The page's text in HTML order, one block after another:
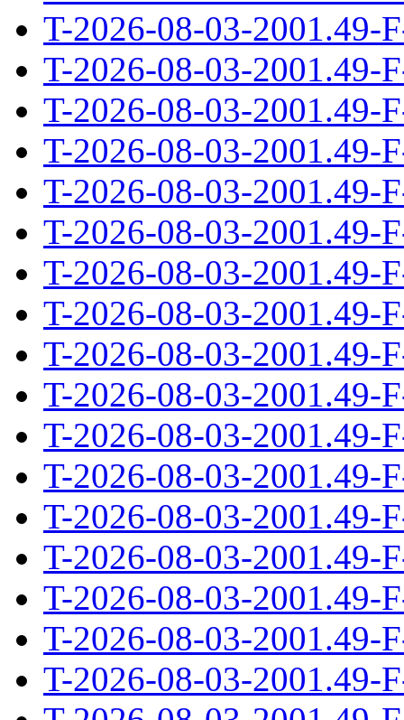
T-2026-08-03-2001.49-
T-2026-08-03-2001.49-
T-2026-08-03-2001.49-
T-2026-08-03-2001.49-
T-2026-08-03-2001.49-
T-2026-08-03-2001.49-
T-2026-08-03-2001.49-
T-2026-08-03-2001.49-
T-2026-08-03-2001.49-
T-2026-08-03-2001.49-
T-2026-08-03-2001.49-
T-2026-08-03-2001.49-
T-2026-08-03-2001.49-
T-2026-08-03-2001.49-
T-2026-08-03-2001.49-
T-2026-08-03-2001.49-
T-2026-08-03-2001.49-